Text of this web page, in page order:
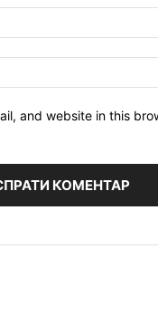
and website in this